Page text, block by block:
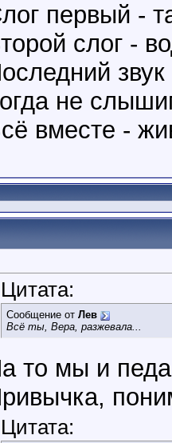
первый -
слог -
не
вместе -
Цитата:
Сообщение от Лев
Всё ты, Вера, разжевала...
то мы и
Цитата: